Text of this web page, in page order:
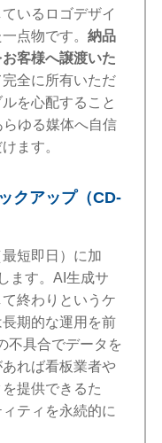
いるロゴデザイ
点物です。納品
客様へ譲渡いた
完全に所有いただ
を心配すること
ゆる媒体へ自信
ます。
クアップ（CD-
短即日）に加
ます。AI生成サ
終わりというケ
期的な運用を前
不具合でデータを
れば看板業者や
提供できるた
ティを永続的に